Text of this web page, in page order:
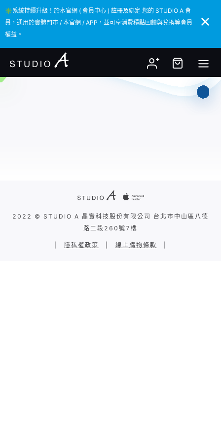
✳️系統持續升級！於本官網 ( 會員中心 ) 註冊及綁定 您的 STUDIO A 會
員，通用於實體門市 / 本官網 / APP，並可享消費積點回饋與兌換等會員
權益。
✳️系統持續升級！於本官網 ( 會員中心 ) 註冊及綁定 您的 STUDIO A 會
員，通用於實體門市 / 本官網 / APP，並可享消費積點回饋與兌換等會員
權益。
2022 © STUDIO A 晶實科技股份有限公司 台北市中山區八德
路二段260號7樓
隱私權政策 線上購物條款